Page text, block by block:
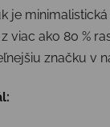
je
viac ako 80 %
značku v